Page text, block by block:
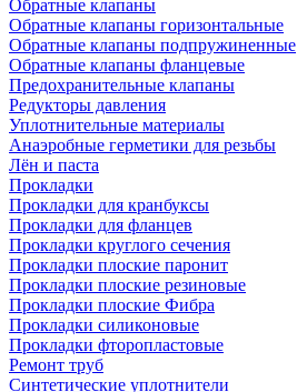
Обратные клапаны
Обратные клапаны горизонтальные
Обратные клапаны подпружиненные
Обратные клапаны фланцевые
Предохранительные клапаны
Редукторы давления
Уплотнительные материалы
Анаэробные герметики для резьбы
Лён и паста
Прокладки
Прокладки для кранбуксы
Прокладки для фланцев
Прокладки круглого сечения
Прокладки плоские паронит
Прокладки плоские резиновые
Прокладки плоские Фибра
Прокладки силиконовые
Прокладки фторопластовые
Ремонт труб
Синтетические уплотнители